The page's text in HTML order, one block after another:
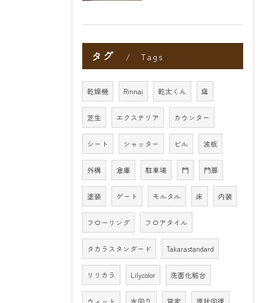
タグ Tags
乾燥機 Rinnai 乾太くん 庭
芝生 エクステリア カウンター
シート シャッター ビル 波板
外構 倉庫 駐車場 門 門扉
塗装 ゲート モルタル 床 内装
フローリング フロアタイル
タカラスタンダード Takarastandard
リリカラ Lilycolor 洗面化粧台